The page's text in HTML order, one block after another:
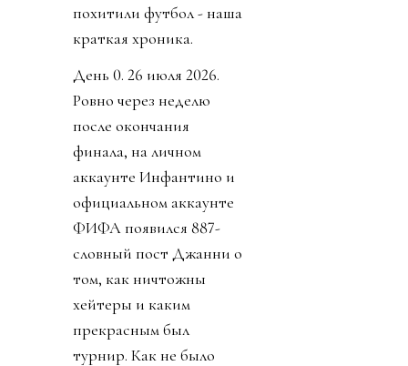
похитили футбол - наша
краткая хроника.
День 0. 26 июля 2026.
Ровно через неделю
после окончания
финала, на личном
аккаунте Инфантино и
официальном аккаунте
ФИФА появился 887-
словный пост Джанни о
том, как ничтожны
хейтеры и каким
прекрасным был
турнир. Как не было